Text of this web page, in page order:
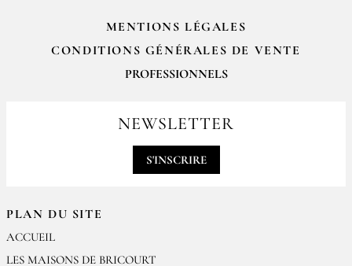
PLAN DU SITE
ACCUEIL
LES MAISONS DE BRICOURT
MENTIONS LÉGALES
CONDITIONS GÉNÉRALES DE VENTE
PROFESSIONNELS
contact@epices-roellinger.comNEWSLETTER
S'INSCRIRE